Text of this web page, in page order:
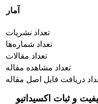
آمار
تعداد نشریات
تعداد شماره‌ها
تعداد مقالات
تعداد مشاهده مقاله
دریافت فایل اصل مقاله
و ثبات اکسیداتیو